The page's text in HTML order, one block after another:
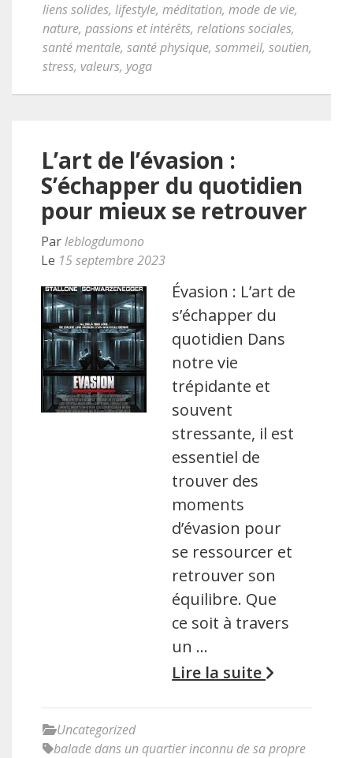
liens solides, lifestyle, méditation, mode de vie,
nature, passions et intérêts, relations sociales,
santé mentale, santé physique, sommeil, soutien,
stress, valeurs, yoga
L’art de l’évasion :
S’échapper du quotidien
pour mieux se retrouver
Parleblogdumono
Le 15 septembre 2023
Évasion : L’art de
s’échapper du
quotidien Dans
notre vie
trépidante et
souvent
stressante, il est
essentiel de
trouver des
moments
d’évasion pour
se ressourcer et
retrouver son
équilibre. Que
ce soit à travers
un …
Lire la suite
Uncategorized
balade dans un quartier inconnu de sa propre